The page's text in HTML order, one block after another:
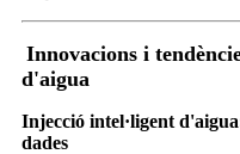
Innovacions i
d'aigua
Injecció intel·ligent
dades